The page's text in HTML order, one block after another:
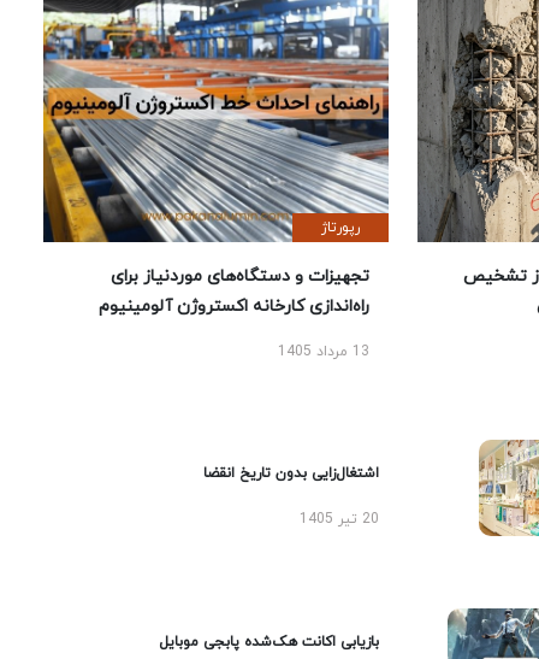
تشخیص
رپورتاژ
تجهیزات و دستگاه‌های موردنیاز برای
راه‌اندازی کارخانه اکستروژن آلومینیوم
13 مرداد 1405
اشتغال‌زایی بدون تاریخ انقضا
20 تیر 1405
بازیابی اکانت هک‌شده پابجی موبایل